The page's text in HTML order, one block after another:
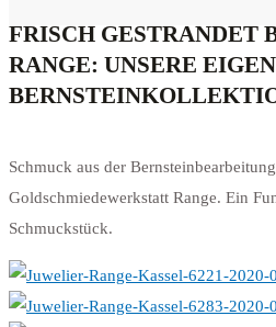
FRISCH GESTRANDET
RANGE: UNSERE
Schmuck aus der
Goldschmiedewerkstatt Range. Ein
Schmuckstück.